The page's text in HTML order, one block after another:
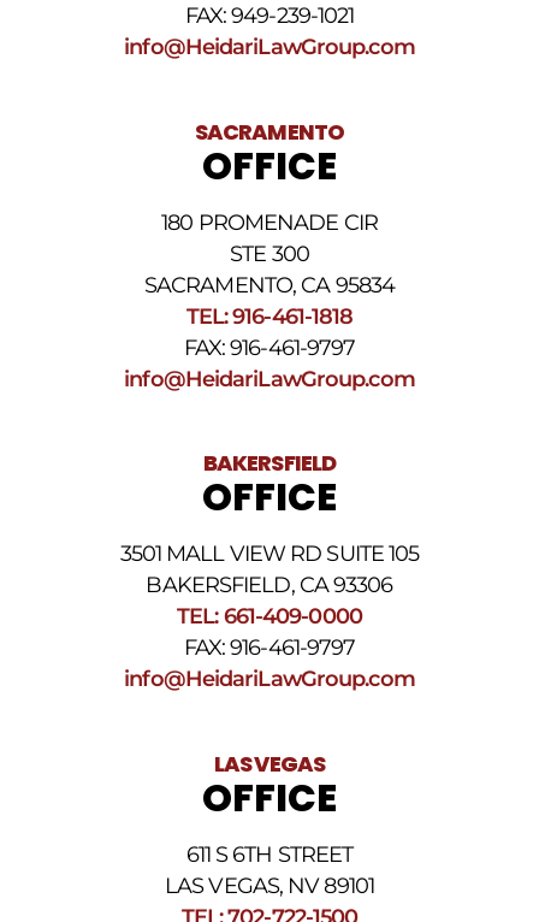
FAX: 949-239-1021
info@HeidariLawGroup.com
SACRAMENTO
OFFICE
180 PROMENADE CIR
STE 300
SACRAMENTO, CA 95834
TEL: 916-461-1818
FAX: 916-461-9797
info@HeidariLawGroup.com
BAKERSFIELD
OFFICE
3501 MALL VIEW RD SUITE 105
BAKERSFIELD, CA 93306
TEL: 661-409-0000
FAX: 916-461-9797
info@HeidariLawGroup.com
LAS VEGAS
OFFICE
611 S 6TH STREET
LAS VEGAS, NV 89101
TEL: 702-722-1500